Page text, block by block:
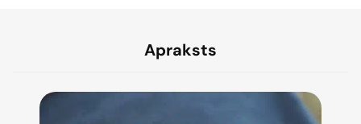
Apraksts